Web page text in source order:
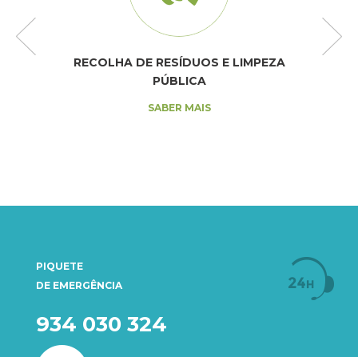
RECOLHA DE RESÍDUOS E LIMPEZA
PÚBLICA
SABER MAIS
PIQUETE
DE EMERGÊNCIA
934 030 324